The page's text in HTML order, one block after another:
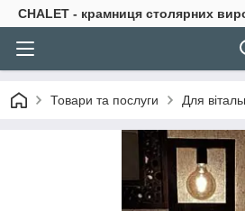
CHALET - крамниця столярних
Товари та послуги Для